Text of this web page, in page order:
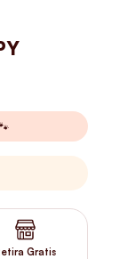
Gratis